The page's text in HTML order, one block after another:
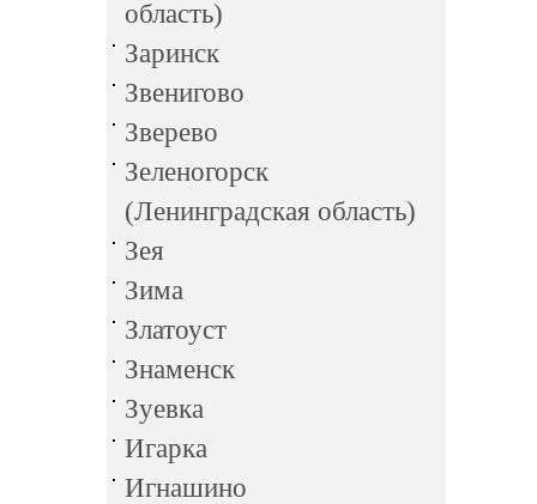
область)
Заринск
Звенигово
Зверево
Зеленогорск
(Ленинградская область)
Зея
Зима
Златоуст
Знаменск
Зуевка
Игарка
Игнашино